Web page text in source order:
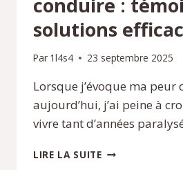
solutions
Par 1l4s4 23 septembre 2025
Lorsque j’évoque ma peur
aujourd’hui, j’ai peine à
vivre tant d’années
LIRE LA SUITEJ’AI